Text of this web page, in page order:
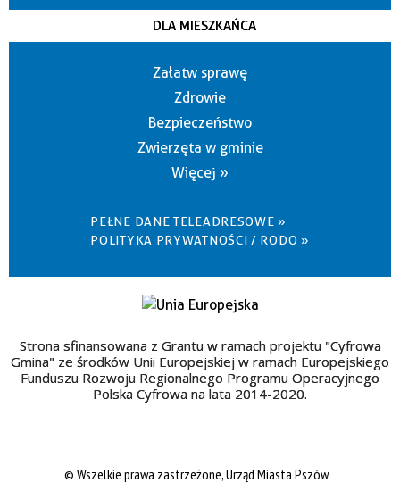
DLA MIESZKAŃCA
Załatw sprawę
Zdrowie
Bezpieczeństwo
Zwierzęta w gminie
Więcej »
PEŁNE DANE TELEADRESOWE »
POLITYKA PRYWATNOŚCI / RODO »
Strona sfinansowana z Grantu w ramach projektu "Cyfrowa
Gmina" ze środków Unii Europejskiej w ramach Europejskiego
Funduszu Rozwoju Regionalnego Programu Operacyjnego
Polska Cyfrowa na lata 2014-2020.
© Wszelkie prawa zastrzeżone, Urząd Miasta Pszów